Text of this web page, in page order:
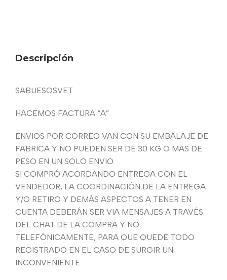
Descripción
SABUESOSVET
HACEMOS FACTURA “A”
ENVIOS POR CORREO VAN CON SU EMBALAJE DE
FABRICA Y NO PUEDEN SER DE 30 KG O MAS DE
PESO EN UN SOLO ENVIO.
SI COMPRÓ ACORDANDO ENTREGA CON EL
VENDEDOR, LA COORDINACIÓN DE LA ENTREGA
Y/O RETIRO Y DEMÁS ASPECTOS A TENER EN
CUENTA DEBERÁN SER VIA MENSAJES A TRAVÉS
DEL CHAT DE LA COMPRA Y NO
TELEFÓNICAMENTE, PARA QUE QUEDE TODO
REGISTRADO EN EL CASO DE SURGIR UN
INCONVENIENTE.